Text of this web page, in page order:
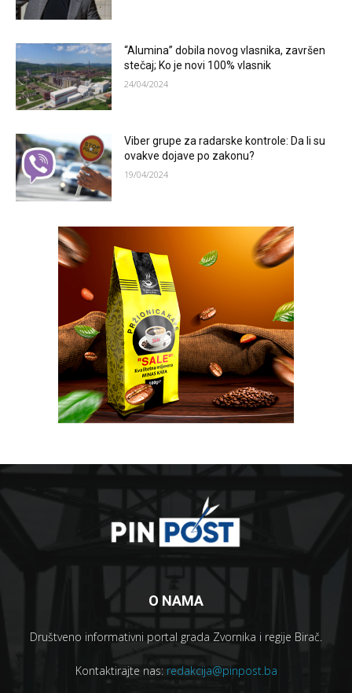
“Alumina” dobila novog vlasnika, završen
stečaj; Ko je novi 100% vlasnik
24/04/2024
Viber grupe za radarske kontrole: Da li su
ovakve dojave po zakonu?
19/04/2024
O NAMA
Društveno informativni portal grada Zvornika i regije Birač.
Kontaktirajte nas: redakcija@pinpost.ba